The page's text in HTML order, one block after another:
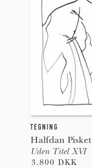
TEGNING
Halfdan Pisket
Uden Titel XVI
3.800 DKK